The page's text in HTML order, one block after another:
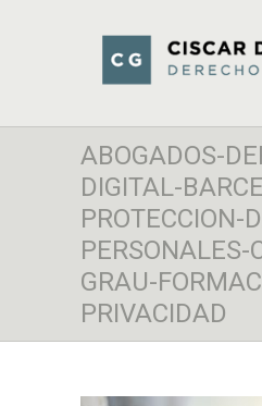
ABOGADOS-
DIGITAL-
PROTECCION-
PERSONALES-
GRAU-
PRIVACIDAD